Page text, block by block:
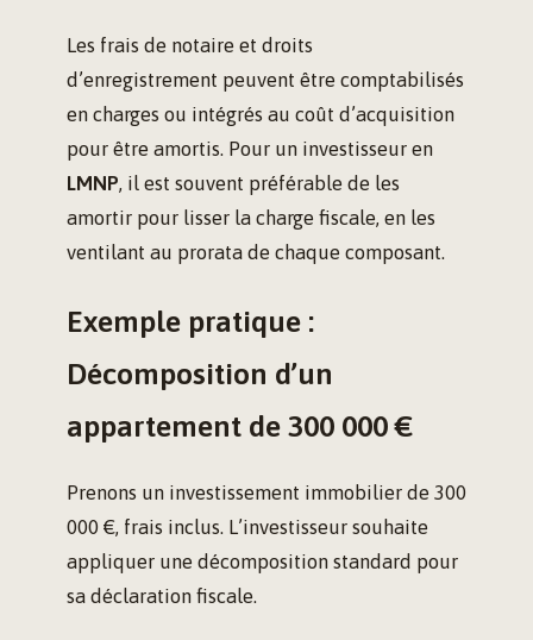
Les frais de notaire et droits
d’enregistrement peuvent être comptabilisés
en charges ou intégrés au coût d’acquisition
pour être amortis. Pour un investisseur en
LMNP, il est souvent préférable de les
amortir pour lisser la charge fiscale, en les
ventilant au prorata de chaque composant.
Exemple pratique :
Décomposition d’un
appartement de 300 000 €
Prenons un investissement immobilier de 300
000 €, frais inclus. L’investisseur souhaite
appliquer une décomposition standard pour
sa déclaration fiscale.